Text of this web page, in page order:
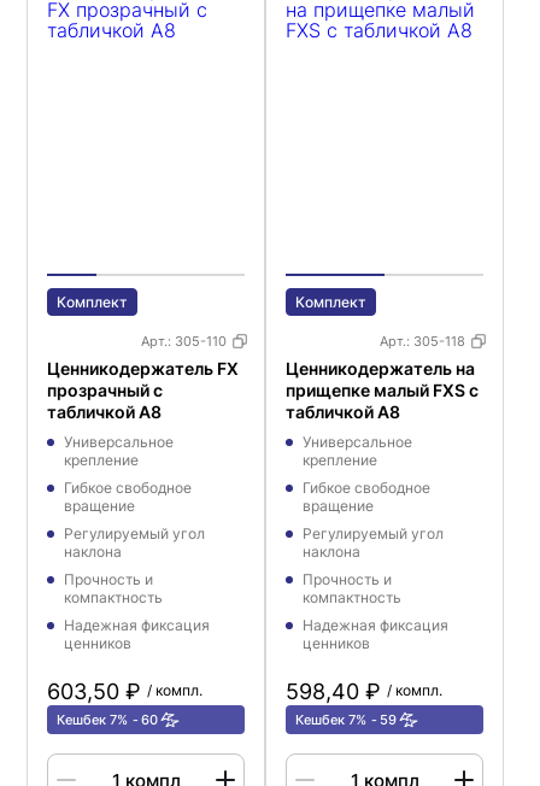
Комплект
Арт.: 305-110
Ценникодержатель FX
прозрачный с
табличкой A8
Универсальное
крепление
Гибкое свободное
вращение
Регулируемый угол
наклона
Прочность и
компактность
Надежная фиксация
ценников
603,50 ₽ / компл.
Кешбек 7% 60
Комплект
Арт.: 305-118
Ценникодержатель на
прищепке малый FXS с
табличкой А8
Универсальное
крепление
Гибкое свободное
вращение
Регулируемый угол
наклона
Прочность и
компактность
Надежная фиксация
ценников
598,40 ₽ / компл.
Кешбек 7% 59